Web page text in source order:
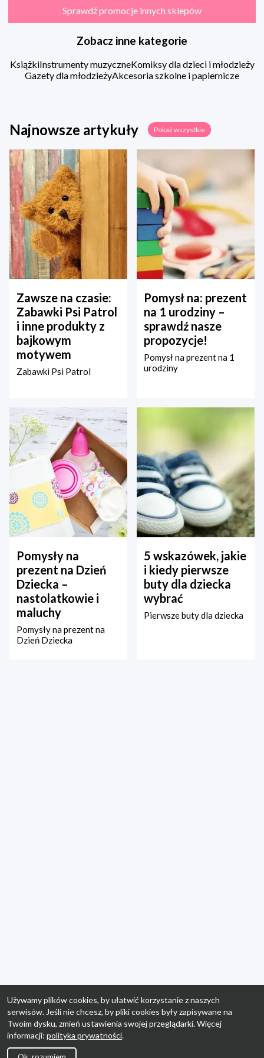
Sprawdź promocje innych sklepów
Zobacz inne kategorie
KsiążkiInstrumenty muzyczneKomiksy dla dzieci i młodzieży
Gazety dla młodzieżyAkcesoria szkolne i papiernicze
Najnowsze artykuły Pokaż wszystkie
Zawsze na czasie:
Zabawki Psi Patrol
i inne produkty z
bajkowym
motywem
Zabawki Psi Patrol
Pomysł na: prezent
na 1 urodziny –
sprawdź nasze
propozycje!
Pomysł na prezent na 1
urodziny
Pomysły na
prezent na Dzień
Dziecka –
nastolatkowie i
maluchy
Pomysły na prezent na
Dzień Dziecka
5 wskazówek, jakie
i kiedy pierwsze
buty dla dziecka
wybrać
Pierwsze buty dla dziecka
Używamy plików cookies, by ułatwić korzystanie z naszych
serwisów. Jeśli nie chcesz, by pliki cookies były zapisywane na
Twoim dysku, zmień ustawienia swojej przeglądarki. Więcej
informacji: polityka prywatności.